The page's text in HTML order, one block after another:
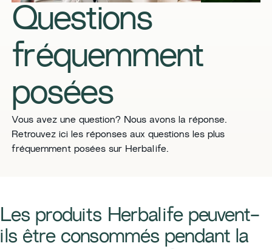
Questions
fréquemment
posées
​​Vous avez une question? Nous avons la réponse.
Retrouvez ici les réponses aux questions les plus
fréquemment posées sur Herbalife.​
​​Les produits Herbalife peuvent-
ils être consommés pendant la